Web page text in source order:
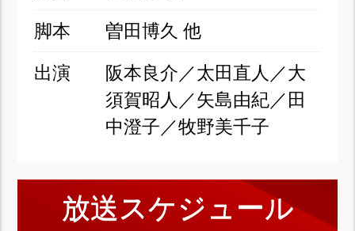
脚本 曽田博久 他
出演
阪本良介／太田直人／大
須賀昭人／矢島由紀／田
中澄子／牧野美千子
放送スケジュール